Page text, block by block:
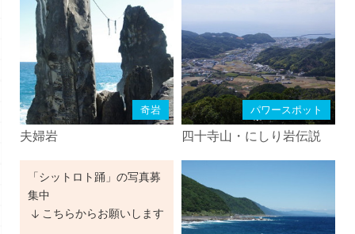
奇岩
夫婦岩
パワースポット
四十寺山・にしり岩伝説
「シットロト踊」の写真募
集中
こちらからお願いします